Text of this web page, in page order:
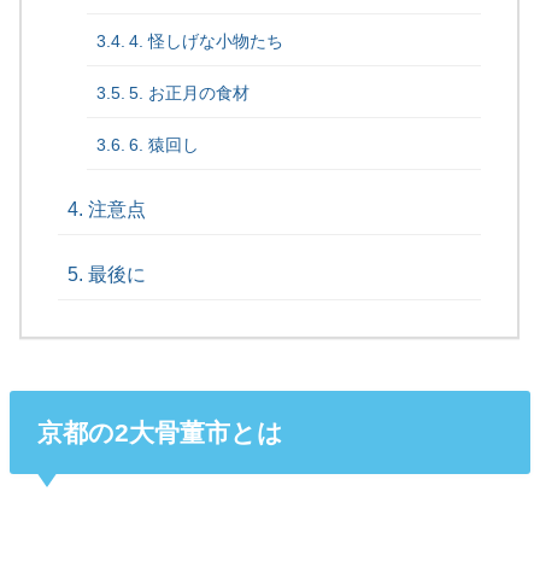
4. 怪しげな小物たち
5. お正月の食材
6. 猿回し
注意点
最後に
京都の2大骨董市とは